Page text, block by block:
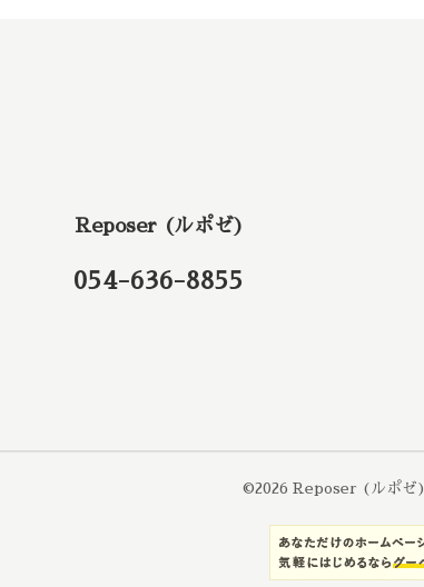
Reposer (ルポゼ)
054-636-8855
©2026 Reposer (ルポゼ)